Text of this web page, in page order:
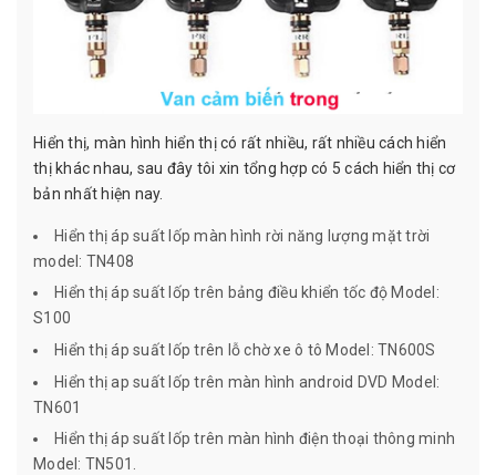
Hiển thị, màn hình hiển thị có rất nhiều, rất nhiều cách hiển
thị khác nhau, sau đây tôi xin tổng hợp có 5 cách hiển thị cơ
bản nhất hiện nay.
Hiển thị áp suất lốp màn hình rời năng lượng mặt trời
model: TN408
Hiển thị áp suất lốp trên bảng điều khiển tốc độ Model:
S100
Hiển thị áp suất lốp trên lỗ chờ xe ô tô Model: TN600S
Hiển thị ap suất lốp trên màn hình android DVD Model:
TN601
Hiển thị áp suất lốp trên màn hình điện thoại thông minh
Model: TN501.